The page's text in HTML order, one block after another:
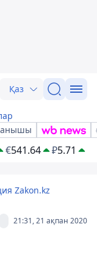
Қаз
€541.64 ₽5.71
Zakon.kz
21:31, 21 ақпан 2020